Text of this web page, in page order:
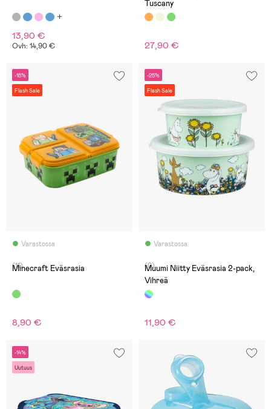
13,90 €
Ovh: 14,90 €
Tuscany
27,90 €
-18%
Flash Sale
Varastossa
(11)
Minecraft Eväsrasia
8,90 €
-25%
Flash Sale
Varastossa
(0)
Muumi Niitty Eväsrasia 2-pack,
Vihreä
11,90 €
-14%
Uutuus